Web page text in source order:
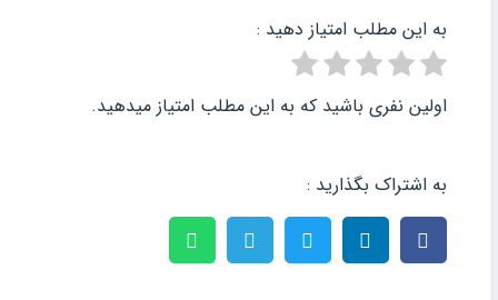
به این مطلب امتیاز دهید :
اولین نفری باشید که به این مطلب امتیاز میدهید.
به اشتراک بگذارید :